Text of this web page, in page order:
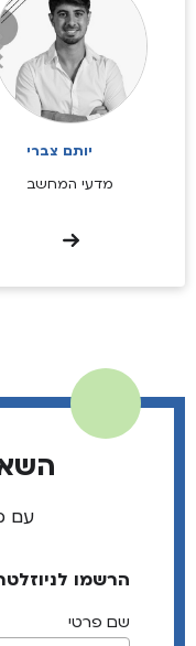
יותם צברי
מדעי המחשב
עם
הרשמו
שם פרטי